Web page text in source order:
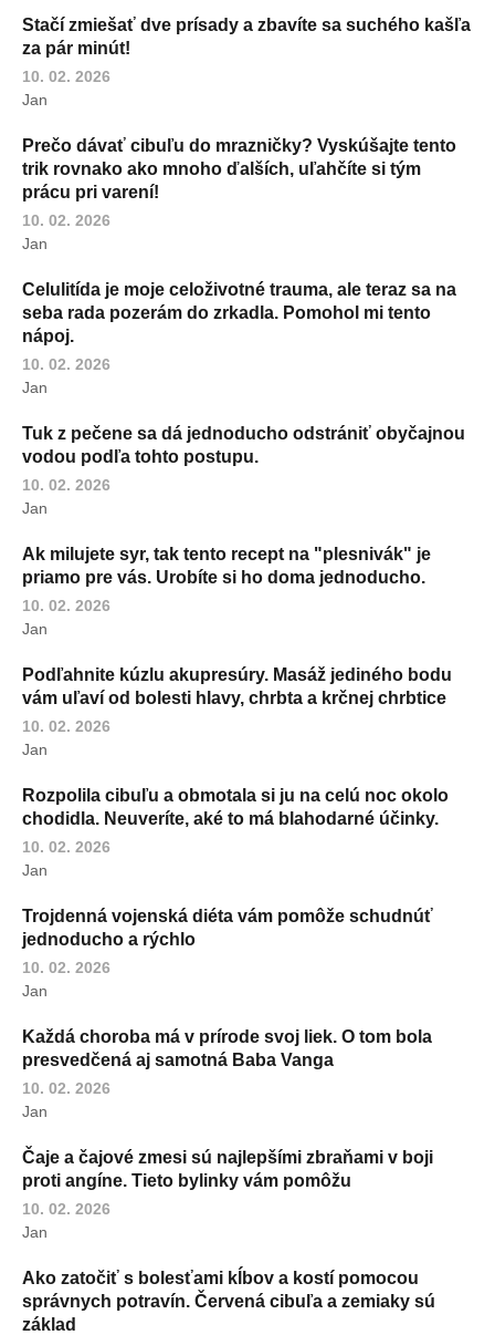
Stačí zmiešať dve prísady a zbavíte sa suchého kašľa
za pár minút!
10. 02. 2026
Jan
Prečo dávať cibuľu do mrazničky? Vyskúšajte tento
trik rovnako ako mnoho ďalších, uľahčíte si tým
prácu pri varení!
10. 02. 2026
Jan
Celulitída je moje celoživotné trauma, ale teraz sa na
seba rada pozerám do zrkadla. Pomohol mi tento
nápoj.
10. 02. 2026
Jan
Tuk z pečene sa dá jednoducho odstrániť obyčajnou
vodou podľa tohto postupu.
10. 02. 2026
Jan
Ak milujete syr, tak tento recept na "plesnivák" je
priamo pre vás. Urobíte si ho doma jednoducho.
10. 02. 2026
Jan
Podľahnite kúzlu akupresúry. Masáž jediného bodu
vám uľaví od bolesti hlavy, chrbta a krčnej chrbtice
10. 02. 2026
Jan
Rozpolila cibuľu a obmotala si ju na celú noc okolo
chodidla. Neuveríte, aké to má blahodarné účinky.
10. 02. 2026
Jan
Trojdenná vojenská diéta vám pomôže schudnúť
jednoducho a rýchlo
10. 02. 2026
Jan
Každá choroba má v prírode svoj liek. O tom bola
presvedčená aj samotná Baba Vanga
10. 02. 2026
Jan
Čaje a čajové zmesi sú najlepšími zbraňami v boji
proti angíne. Tieto bylinky vám pomôžu
10. 02. 2026
Jan
Ako zatočiť s bolesťami kĺbov a kostí pomocou
správnych potravín. Červená cibuľa a zemiaky sú
základ